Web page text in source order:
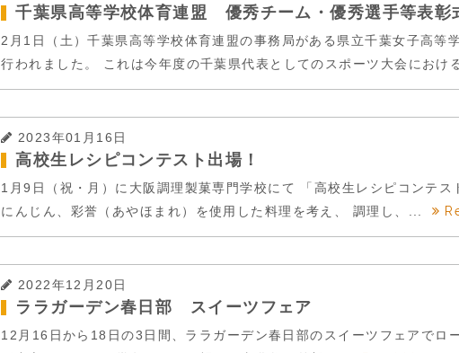
千葉県高等学校体育連盟 優秀チーム・優秀選手等表彰
2月1日（土）千葉県高等学校体育連盟の事務局がある県立千葉女子高等
行われました。 これは今年度の千葉県代表としてのスポーツ大会におけ
2023年01月16日
高校生レシピコンテスト出場！
1月9日（祝・月）に大阪調理製菓専門学校にて 「高校生レシピコンテ
にんじん、彩誉（あやほまれ）を使用した料理を考え、 調理し、...
2022年12月20日
ララガーデン春日部 スイーツフェア
12月16日から18日の3日間、ララガーデン春日部のスイーツフェアで